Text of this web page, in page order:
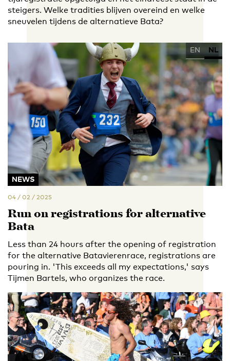
steigers. Welke tradities blijven overeind en welke
sneuvelen tijdens de alternatieve Bata?
EN NL
NEWS
04 / 02 / 2025
Run on registrations for alternative
Bata
Less than 24 hours after the opening of registration
for the alternative Batavierenrace, registrations are
pouring in. 'This exceeds all my expectations,' says
Tijmen Bartels, who organizes the race.